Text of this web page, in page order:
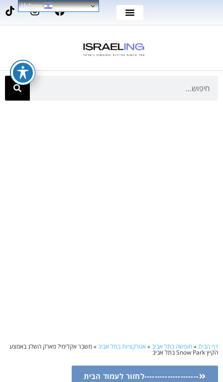
דף הבית»חופשה בתל אביב» אטרקציות בתל אביב»משבר אקלימי? פארק השלג באמצע
הקיץ Snow Park בתל אביב
---------------------לחזור לעמוד הבית
Hebrew